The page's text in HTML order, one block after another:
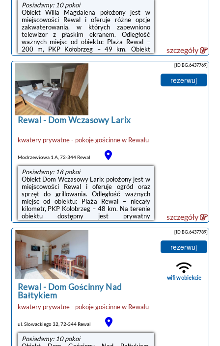
Posiadamy: 10 pokoi
Obiekt Willa Magdalena położony jest w
miejscowości Rewal i oferuje różne opcje
zakwaterowania, w których zapewniono
telewizor z płaskim ekranem. Odległość
ważnych miejsc od obiektu: Plaża Rewal –
200 m, PKP Kołobrzeg – 49 km. Obiekt
zapewnia bezpłatne Wi-Fi. Na terenie obiektu
dostępny jest też prywatny
parking.Wyposażenie obejmuje także
lodówkę i czajnik.Okolica cieszy się
popularnością wśród miłośników jazdy na
rowerze. Na terenie obiektu Willa Magdalena
dostępny jest również ogród.Odległość
ważnych miejsc od obiektu: Molo w
Kołobrzegu – 50 km, Latarnia ...
szczegóły
Rewal- Dom Wczasowy Larix
kwatery prywatne - pokoje gościnnew Rewalu
Modrzewiowa 1 A, 72-344 Rewal
Posiadamy: 18 pokoi
Obiekt Dom Wczasowy Larix położony jest w
miejscowości Rewal i oferuje ogród oraz
sprzęt do grillowania. Odległość ważnych
miejsc od obiektu: Plaża Rewal – niecały
kilometr, PKP Kołobrzeg – 48 km. Na terenie
obiektu dostępny jest prywatny
parking.Wyposażenie obejmuje również
lodówkę i czajnik.Na miejscu serwowane jest
śniadanie w formie bufetu lub
kontynentalne.Odległość ważnych miejsc od
obiektu: Molo w Kołobrzegu – 48 km,
Latarnia morska w Kołobrzegu – 49 km.Doba
hotelowa od godziny 15:00 do 10:00.W
obiekcie obowiązuje zakaz organizowania
wieczorów panieńskich, ...
[ID BG.6437769]
rezerwuj
szczegóły
noclegi Rewal
Rewal- Dom Gościnny Nad
Bałtykiem
kwatery prywatne - pokoje gościnnew Rewalu
ul. Slowackiego 32, 72-344 Rewal
Posiadamy: 10 pokoi
[ID BG.6437789]
rezerwuj
wifi w obiekcie